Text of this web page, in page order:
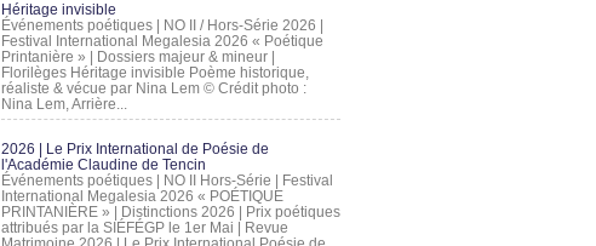
Héritage invisible
Événements poétiques | NO II / Hors-Série 2026 |
Festival International Megalesia 2026 « Poétique
Printanière » | Dossiers majeur & mineur |
Florilèges Héritage invisible Poème historique,
réaliste & vécue par Nina Lem © Crédit photo :
Nina Lem, Arrière...
2026 | Le Prix International de Poésie de
l'Académie Claudine de Tencin
Événements poétiques | NO II Hors-Série | Festival
International Megalesia 2026 « POÉTIQUE
PRINTANIÈRE » | Distinctions 2026 | Prix poétiques
attribués par la SIÉFÉGP le 1er Mai | Revue